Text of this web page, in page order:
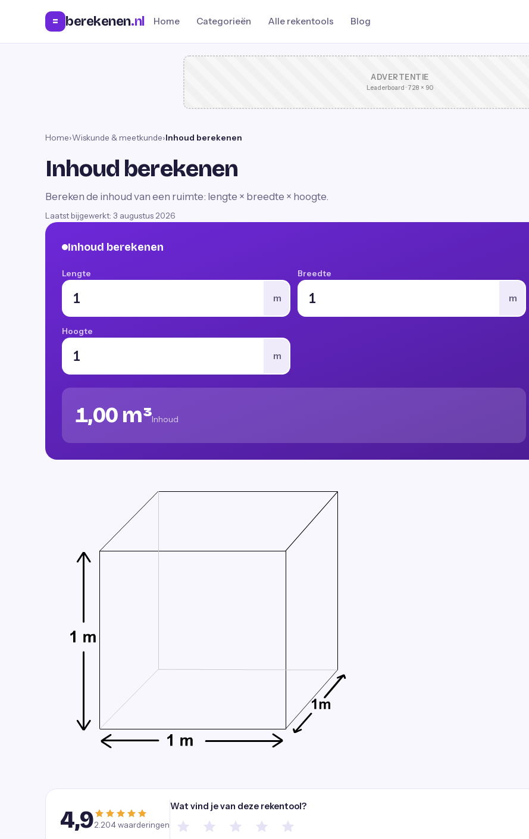
= berekenen.nl Home Categorieën Alle rekentools Blog
ADVERTENTIE
Leaderboard · 728 × 90
Home›Wiskunde & meetkunde›Inhoud berekenen
Inhoud berekenen
Bereken de inhoud van een ruimte: lengte × breedte × hoogte.
Laatst bijgewerkt: 3 augustus 2026
Inhoud berekenen
Lengte
m
Breedte
m
Hoogte
m
1,00 m³Inhoud
4,92.204waarderingen
Wat vind je van deze rekentool?